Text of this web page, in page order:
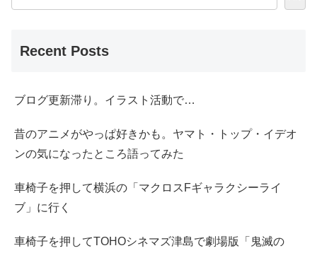
Recent Posts
ブログ更新滞り。イラスト活動で…
昔のアニメがやっぱ好きかも。ヤマト・トップ・イデオ
ンの気になったところ語ってみた
車椅子を押して横浜の「マクロスFギャラクシーライ
ブ」に行く
車椅子を押してTOHOシネマズ津島で劇場版「鬼滅の